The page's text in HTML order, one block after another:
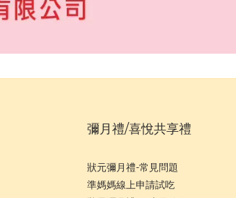
彌月禮/喜悅共享禮
狀元彌月禮-常見問題
準媽媽線上申請試吃